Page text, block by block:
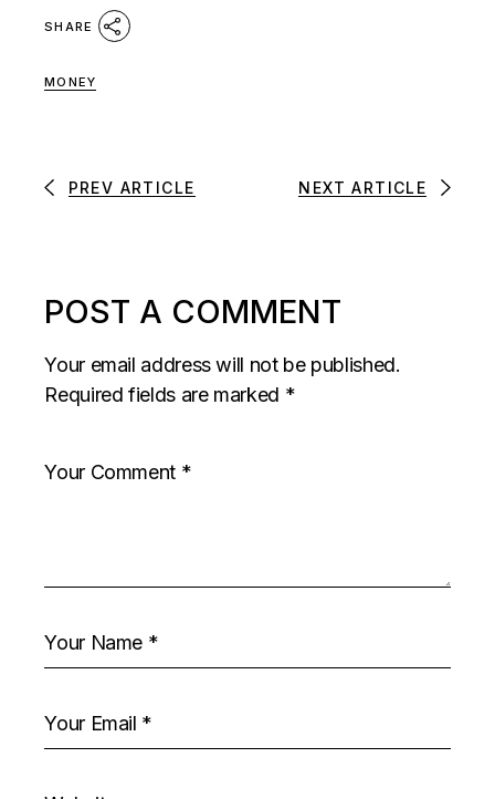
SHARE
MONEY
PREV ARTICLE NEXT ARTICLE
POST A COMMENT
Your email address will not be published.
Required fields are marked *